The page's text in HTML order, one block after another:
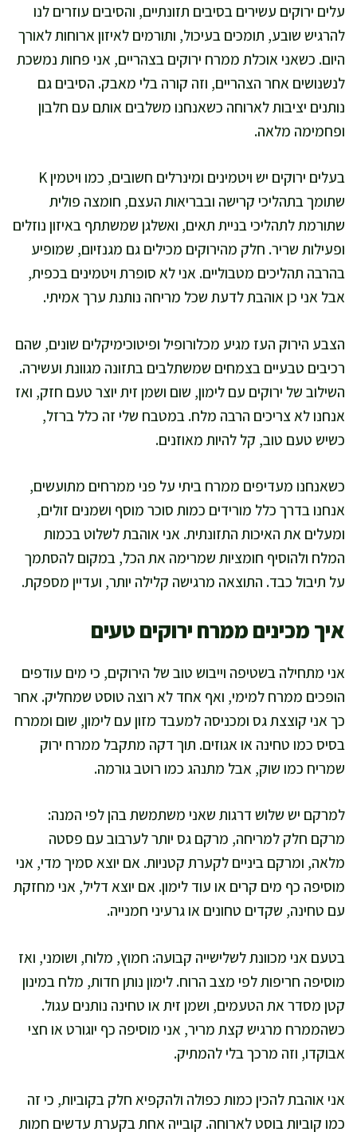
עלים ירוקים עשירים בסיבים תזונתיים, והסיבים עוזרים לנו
להרגיש שובע, תומכים בעיכול, ותורמים לאיזון ארוחות לאורך
היום. כשאני אוכלת ממרח ירוקים בצהריים, אני פחות נמשכת
לנשנושים אחר הצהריים, וזה קורה בלי מאבק. הסיבים גם
נותנים יציבות לארוחה כשאנחנו משלבים אותם עם חלבון
ופחמימה מלאה.
בעלים ירוקים יש ויטמינים ומינרלים חשובים, כמו ויטמין K
שתומך בתהליכי קרישה ובבריאות העצם, חומצה פולית
שתורמת לתהליכי בניית תאים, ואשלגן שמשתתף באיזון נוזלים
ופעילות שריר. חלק מהירוקים מכילים גם מגנזיום, שמופיע
בהרבה תהליכים מטבוליים. אני לא סופרת ויטמינים בכפית,
אבל אני כן אוהבת לדעת שכל מריחה נותנת ערך אמיתי.
הצבע הירוק העז מגיע מכלורופיל ופיטוכימיקלים שונים, שהם
רכיבים טבעיים בצמחים שמשתלבים בתזונה מגוונת ועשירה.
השילוב של ירוקים עם לימון, שום ושמן זית יוצר טעם חזק, ואז
אנחנו לא צריכים הרבה מלח. במטבח שלי זה כלל ברזל,
כשיש טעם טוב, קל להיות מאוזנים.
כשאנחנו מעדיפים ממרח ביתי על פני ממרחים מתועשים,
אנחנו בדרך כלל מורידים כמות סוכר מוסף ושמנים זולים,
ומעלים את האיכות התזונתית. אני אוהבת לשלוט בכמות
המלח ולהוסיף חומציות שמרימה את הכל, במקום להסתמך
על תיבול כבד. התוצאה מרגישה קלילה יותר, ועדיין מספקת.
איך מכינים ממרח ירוקים טעים
אני מתחילה בשטיפה וייבוש טוב של הירוקים, כי מים עודפים
הופכים ממרח למימי, ואף אחד לא רוצה טוסט שמחליק. אחר
כך אני קוצצת גס ומכניסה למעבד מזון עם לימון, שום וממרח
בסיס כמו טחינה או אגוזים. תוך דקה מתקבל ממרח ירוק
שמריח כמו שוק, אבל מתנהג כמו רוטב גורמה.
למרקם יש שלוש דרגות שאני משתמשת בהן לפי המנה:
מרקם חלק למריחה, מרקם גס יותר לערבוב עם פסטה
מלאה, ומרקם ביניים לקערת קטניות. אם יוצא סמיך מדי, אני
מוסיפה כף מים קרים או עוד לימון. אם יוצא דליל, אני מחזקת
עם טחינה, שקדים טחונים או גרעיני חמנייה.
בטעם אני מכוונת לשלישייה קבועה: חמוץ, מלוח, ושומני, ואז
מוסיפה חריפות לפי מצב הרוח. לימון נותן חדות, מלח במינון
קטן מסדר את הטעמים, ושמן זית או טחינה נותנים עגול.
כשהממרח מרגיש קצת מריר, אני מוסיפה כף יוגורט או חצי
אבוקדו, וזה מרכך בלי להמתיק.
אני אוהבת להכין כמות כפולה ולהקפיא חלק בקוביות, כי זה
כמו קוביות בוסט לארוחה. קובייה אחת בקערת עדשים חמות